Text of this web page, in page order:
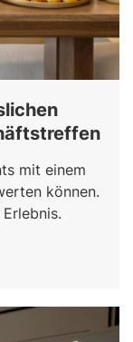
mit einem
können.